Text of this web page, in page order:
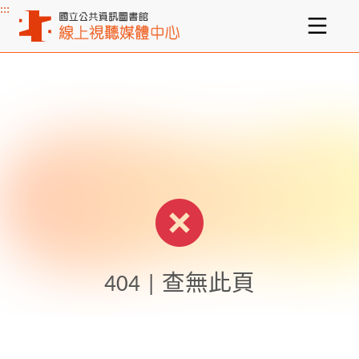
主要內容區塊
:::
404 | 查無此頁